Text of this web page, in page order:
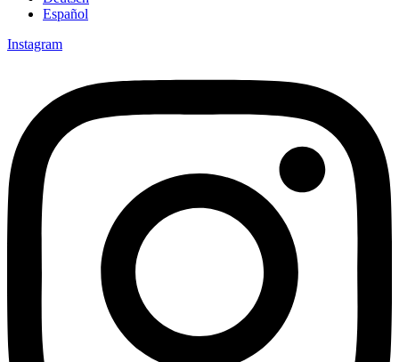
Español
Instagram